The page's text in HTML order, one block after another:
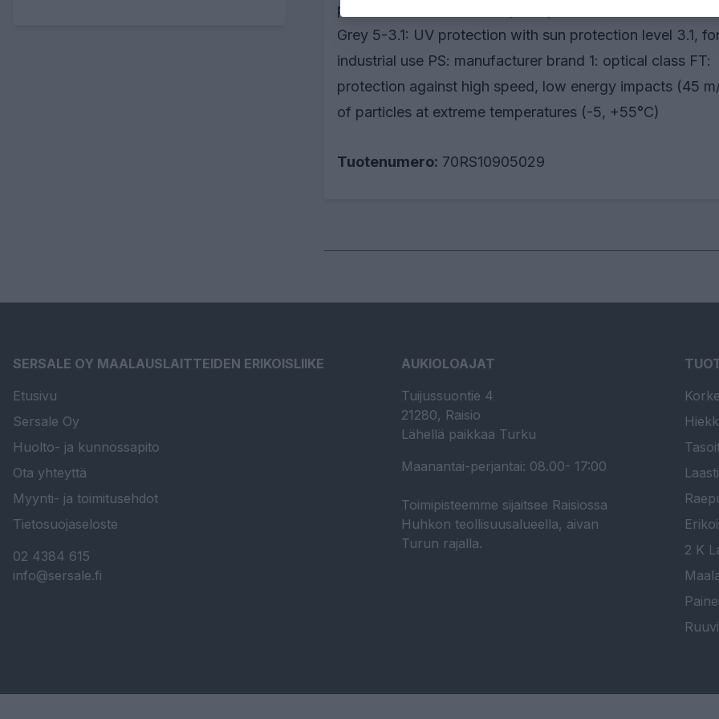
protection level 1.2 (color perception without alteration)
Grey 5-3.1: UV protection with sun protection level 3.1,
industrial use PS: manufacturer brand 1: optical class FT:
protection against high speed, low energy impacts (45
of particles at extreme temperatures (-5, +55°C)
Tuotenumero: 70RS10905029
SERSALE OY MAALAUSLAITTEIDEN ERIKOISLIIKE
Etusivu
Sersale Oy
Huolto- ja kunnossapito
Ota yhteyttä
Myynti- ja toimitusehdot
Tietosuojaseloste
02 4384 615
info@sersale.fi
AUKIOLOAJAT
Tuijussuontie 4
21280, Raisio
Lähellä paikkaa Turku
Maanantai-perjantai: 08.00- 17:00
Toimipisteemme sijaitsee Raisiossa
Huhkon teollisuusalueella, aivan
Turun rajalla.
2 K